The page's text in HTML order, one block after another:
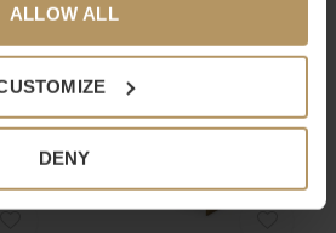
also like to:
by actively scanning it for
ALLOW ALL
DENY